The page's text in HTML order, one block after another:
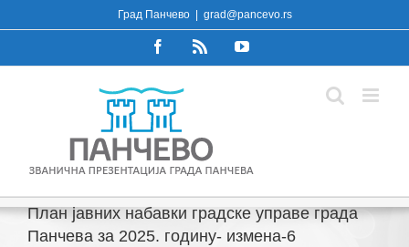
to
Град Панчево grad@pancevo.rs
FacebookRss YouTube
План јавних набавки градске управе града
Панчева за 2025. годину- измена-6